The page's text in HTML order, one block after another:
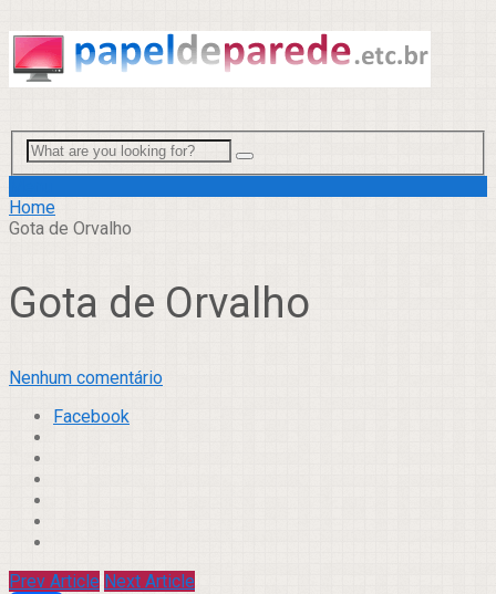
Home
Gota de Orvalho
Gota de Orvalho
Nenhum comentário
Facebook
Prev Article Next Article